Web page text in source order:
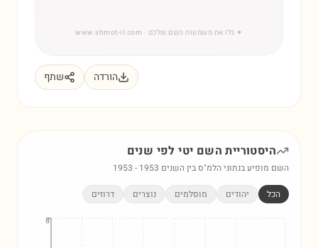
✦ גלו את משמעות השם שלכם · www.shmot-il.com
הורדה שתף
היסטוריית השם יטילפי שנים
השם מופיע בנתוני הלמ"ס בין השנים 1953 - 1953
הכל יהודים מוסלמים נוצרים דרוזים
8